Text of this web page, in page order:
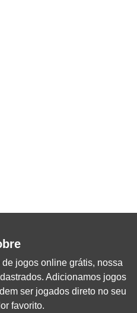
de jogos online grátis, nossa
Adicionamos jogos
ser jogados direto no seu
favorito.